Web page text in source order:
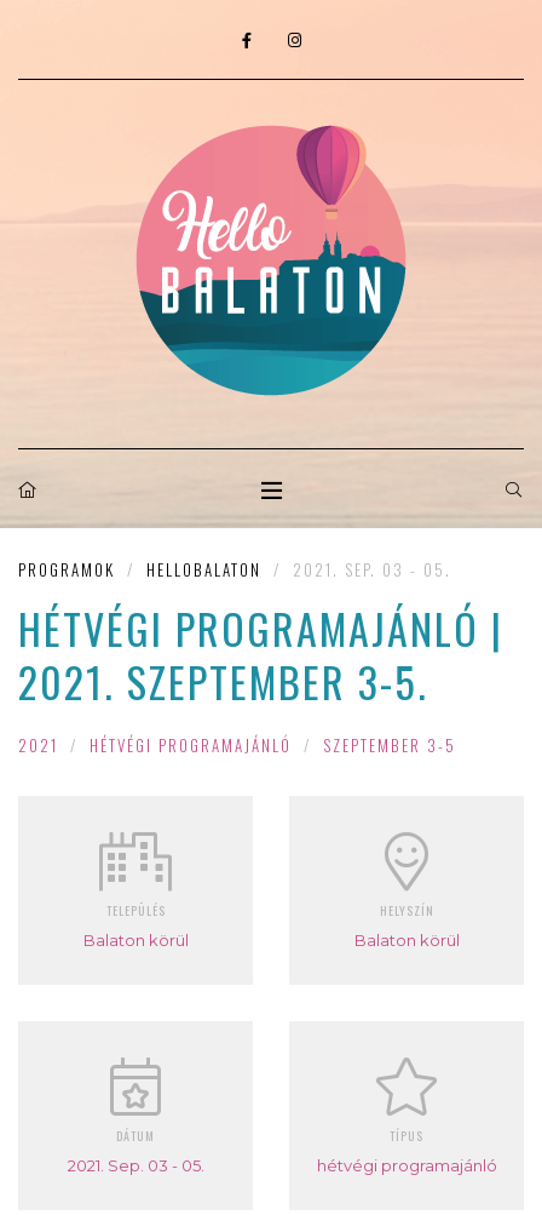
PROGRAMOK / HELLOBALATON / 2021. SEP. 03 - 05.
HÉTVÉGI PROGRAMAJÁNLÓ |
2021. SZEPTEMBER 3-5.
2021 / HÉTVÉGI PROGRAMAJÁNLÓ / SZEPTEMBER 3-5
TELEPÜLÉS
Balaton körül
HELYSZÍN
Balaton körül
DÁTUM
2021. Sep. 03 - 05.
TÍPUS
hétvégi programajánló